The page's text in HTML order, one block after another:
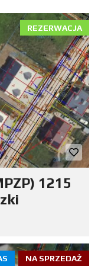
REZERWACJA
1215
NA SPRZEDAŻ